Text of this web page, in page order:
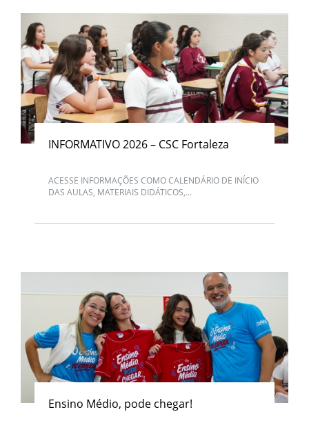
INFORMATIVO 2026 – CSC Fortaleza
ACESSE INFORMAÇÕES COMO CALENDÁRIO DE INÍCIO
DAS AULAS, MATERIAIS DIDÁTICOS,...
Ensino Médio, pode chegar!